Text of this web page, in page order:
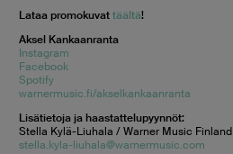
Lataa promokuvattäältä!
Aksel Kankaanranta
Instagram
Facebook
Spotify
warnermusic.fi/akselkankaanranta
Lisätietoja ja haastattelupyynnöt:
Stella Kylä-Liuhala / Warner Music Finland
stella.kyla-liuhala@warnermusic.com